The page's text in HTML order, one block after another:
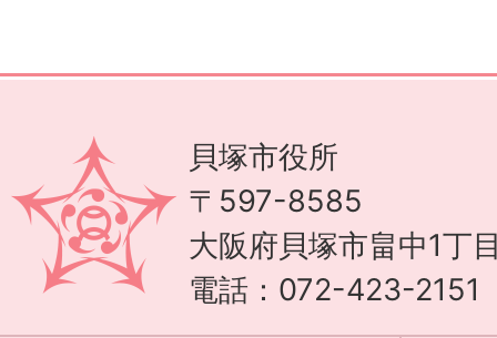
貝塚市役所
〒597-8585
大阪府貝塚市畠中1丁
電話：072-423-2151